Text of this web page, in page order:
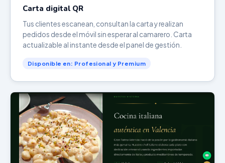
Carta digital QR
Tus clientes escanean, consultan la carta y realizan
pedidos desde el móvil sin esperar al camarero. Carta
actualizable al instante desde el panel de gestión.
Disponible en: Profesional y Premium